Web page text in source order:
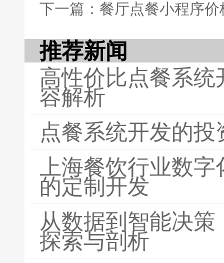
下一篇：餐厅点餐小程序价
推荐新闻
高性价比点餐系
容解析
点餐系统开发的
上海餐饮行业数
的定制开发
从数据到智能决
探索与剖析